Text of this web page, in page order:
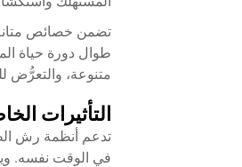
تضمن خصائص
طوال دورة حياة
متنوعة، والتعرُّض
التأثيرات
تدعم أنظمة رش
في الوقت نفسه.